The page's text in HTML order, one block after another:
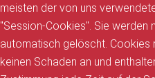
meisten der von uns
"Session-Cookies". Sie werden
automatisch gelöscht. Cookies
keinen Schaden an und